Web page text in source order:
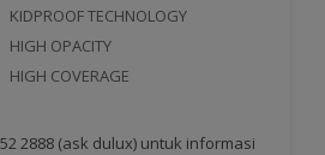
KIDPROOF TECHNOLOGY
HIGH OPACITY
HIGH COVERAGE
2888 (ask dulux) untuk informasi